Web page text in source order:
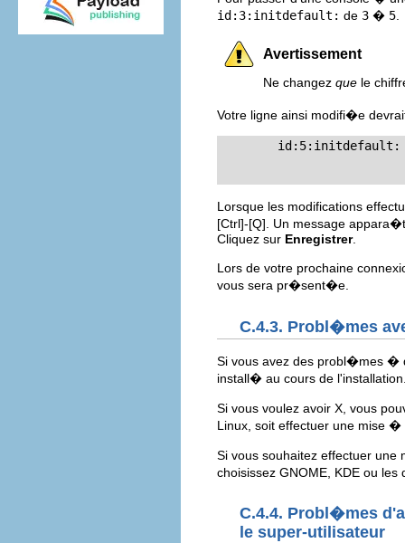
id:3:initdefault: de 3 � 5
Avertissement
Ne changez que le
Votre ligne ainsi modifi�e
Lorsque les modifications
[Ctrl]-[Q] . Un message
Cliquez sur Enregistrer.
Lors de votre prochaine
vous sera pr�sent�e.
C.4.3. Probl�mes
Si vous avez des probl�mes �
install� au cours de
Si vous voulez avoir X, vous
Linux, soit effectuer une mise �
Si vous souhaitez effectuer
choisissez GNOME, KDE ou
C.4.4. Probl�mes
le super-utilisateur